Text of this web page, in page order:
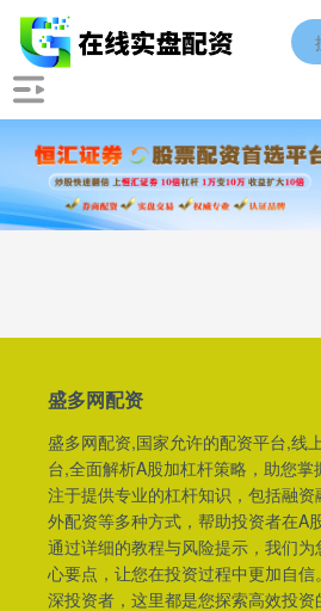
盛多网配资
盛多网配资,国家允许的配资平台,线
台,全面解析A股加杠杆策略，助您
注于提供专业的杠杆知识，包括融
外配资等多种方式，帮助投资者在A
通过详细的教程与风险提示，我们
心要点，让您在投资过程中更加自
深投资者，这里都是您探索高效投资